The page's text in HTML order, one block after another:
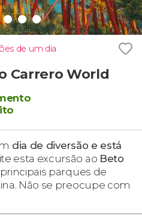
de um dia
Carrero World
dia de diversão e está
esta excursão ao Beto
parques de
Não se preocupe com